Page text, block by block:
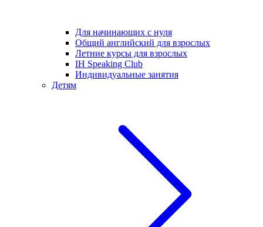
Для начинающих с нуля
Общий английский для взрослых
Летние курсы для взрослых
IH Speaking Club
Индивидуальные занятия
Детям